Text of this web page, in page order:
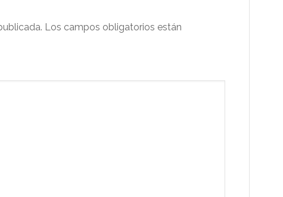
Los campos obligatorios están